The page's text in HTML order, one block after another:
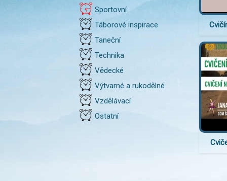
Sportovní
Táborové inspirace
Taneční
Technika
Vědecké
Výtvarné a rukodělné
Vzdělávací
Ostatní